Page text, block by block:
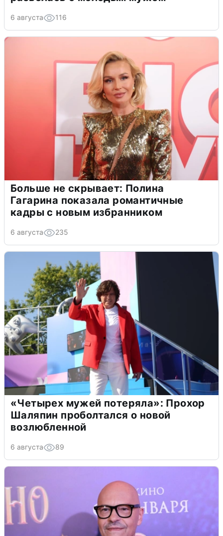
6 августа 116
Больше не скрывает: Полина
Гагарина показала романтичные
кадры с новым избранником
6 августа 235
«Четырех мужей потеряла»: Прохор
Шаляпин проболтался о новой
возлюбленной
6 августа 89